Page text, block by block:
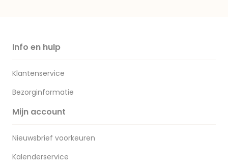
Info en hulp
Klantenservice
Bezorginformatie
Mijn account
Nieuwsbrief voorkeuren
Kalenderservice